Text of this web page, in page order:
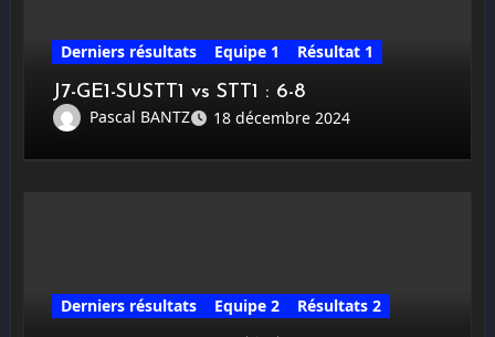
Derniers résultats Equipe 1
Résultat 1
J7-GE1-SUSTT1 vs STT1 : 6-8
Pascal BANTZ
18 décembre 2024
Derniers résultats Equipe 2
Résultats 2